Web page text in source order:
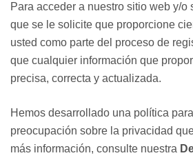
Para acceder a nuestro sitio web y/o
que se le solicite que proporcione
usted como parte del proceso de
que cualquier información que
precisa, correcta y actualizada.
Hemos desarrollado una política
preocupación sobre la privacidad
más información, consulte nuestra